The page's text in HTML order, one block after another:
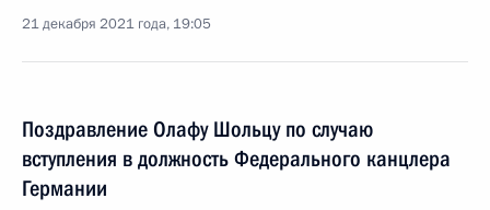
21 декабря 2021 года, 19:05
Поздравление Олафу Шольцу по случаю
вступления в должность Федерального канцлера
Германии